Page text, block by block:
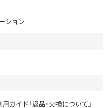
ション
ガイド「返品・交換について」